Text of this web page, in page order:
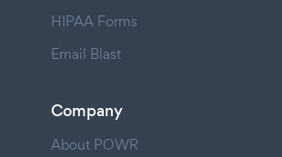
HIPAA Forms
Email Blast
Company
About POWR